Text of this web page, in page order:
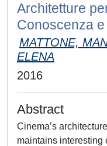
Architetture
Conoscenza
MATTONE,
ELENA
2016
Abstract
Cinema’s
maintains interesting